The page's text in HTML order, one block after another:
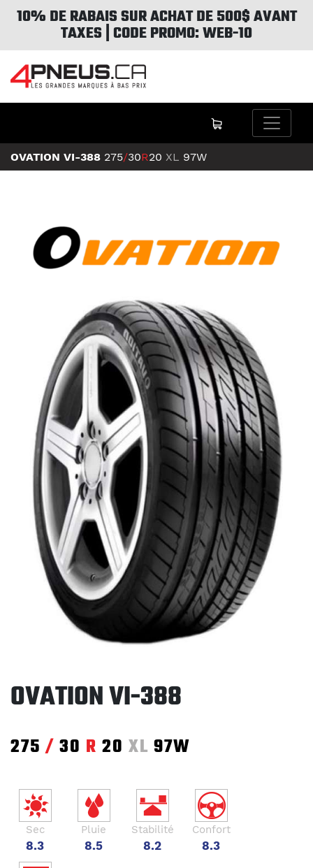
10% DE RABAIS SUR ACHAT DE 500$ AVANT
TAXES | CODE PROMO: WEB-10
OVATION VI-388 275/30R20 XL 97W
OVATION VI-388
275 / 30 R 20 XL 97W
Sec
8.3
Pluie
8.5
Stabilité
8.2
Confort
8.3